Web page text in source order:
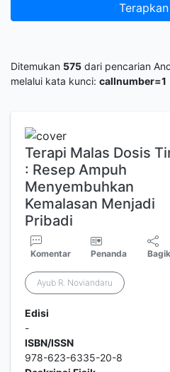
Ditemukan 575 dari pencarian
melalui kata kunci: callnumber=1
Terapi Malas Dosis
: Resep Ampuh
Menyembuhkan
Kemalasan Menjadi
Pribadi
Komentar Penanda
Ayub R. Noviandaru
Edisi
-
ISBN/ISSN
978-623-6335-20-8